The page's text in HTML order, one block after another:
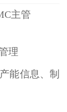
主管
理
能信息、制